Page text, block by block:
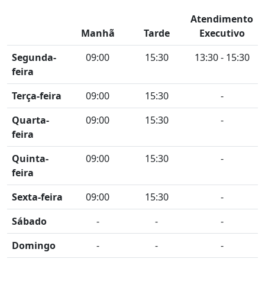
Manhã Tarde
Atendimento
Executivo
Segunda-
feira
09:00 15:30 13:30 - 15:30
Terça-feira 09:00 15:30
-
Quarta-
feira
09:00 15:30 -
Quinta-
feira
09:00 15:30 -
Sexta-feira 09:00 15:30
-
Sábado
- -
-
Domingo
- - -